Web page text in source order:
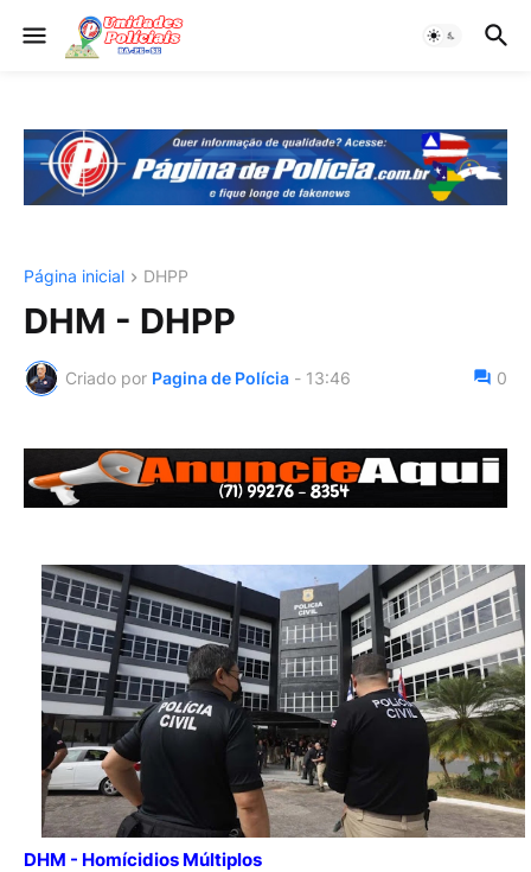
Página inicial DHPP
DHM - DHPP
Criado por Pagina de Polícia - 13:46 0
DHM - Homícidios Múltiplos